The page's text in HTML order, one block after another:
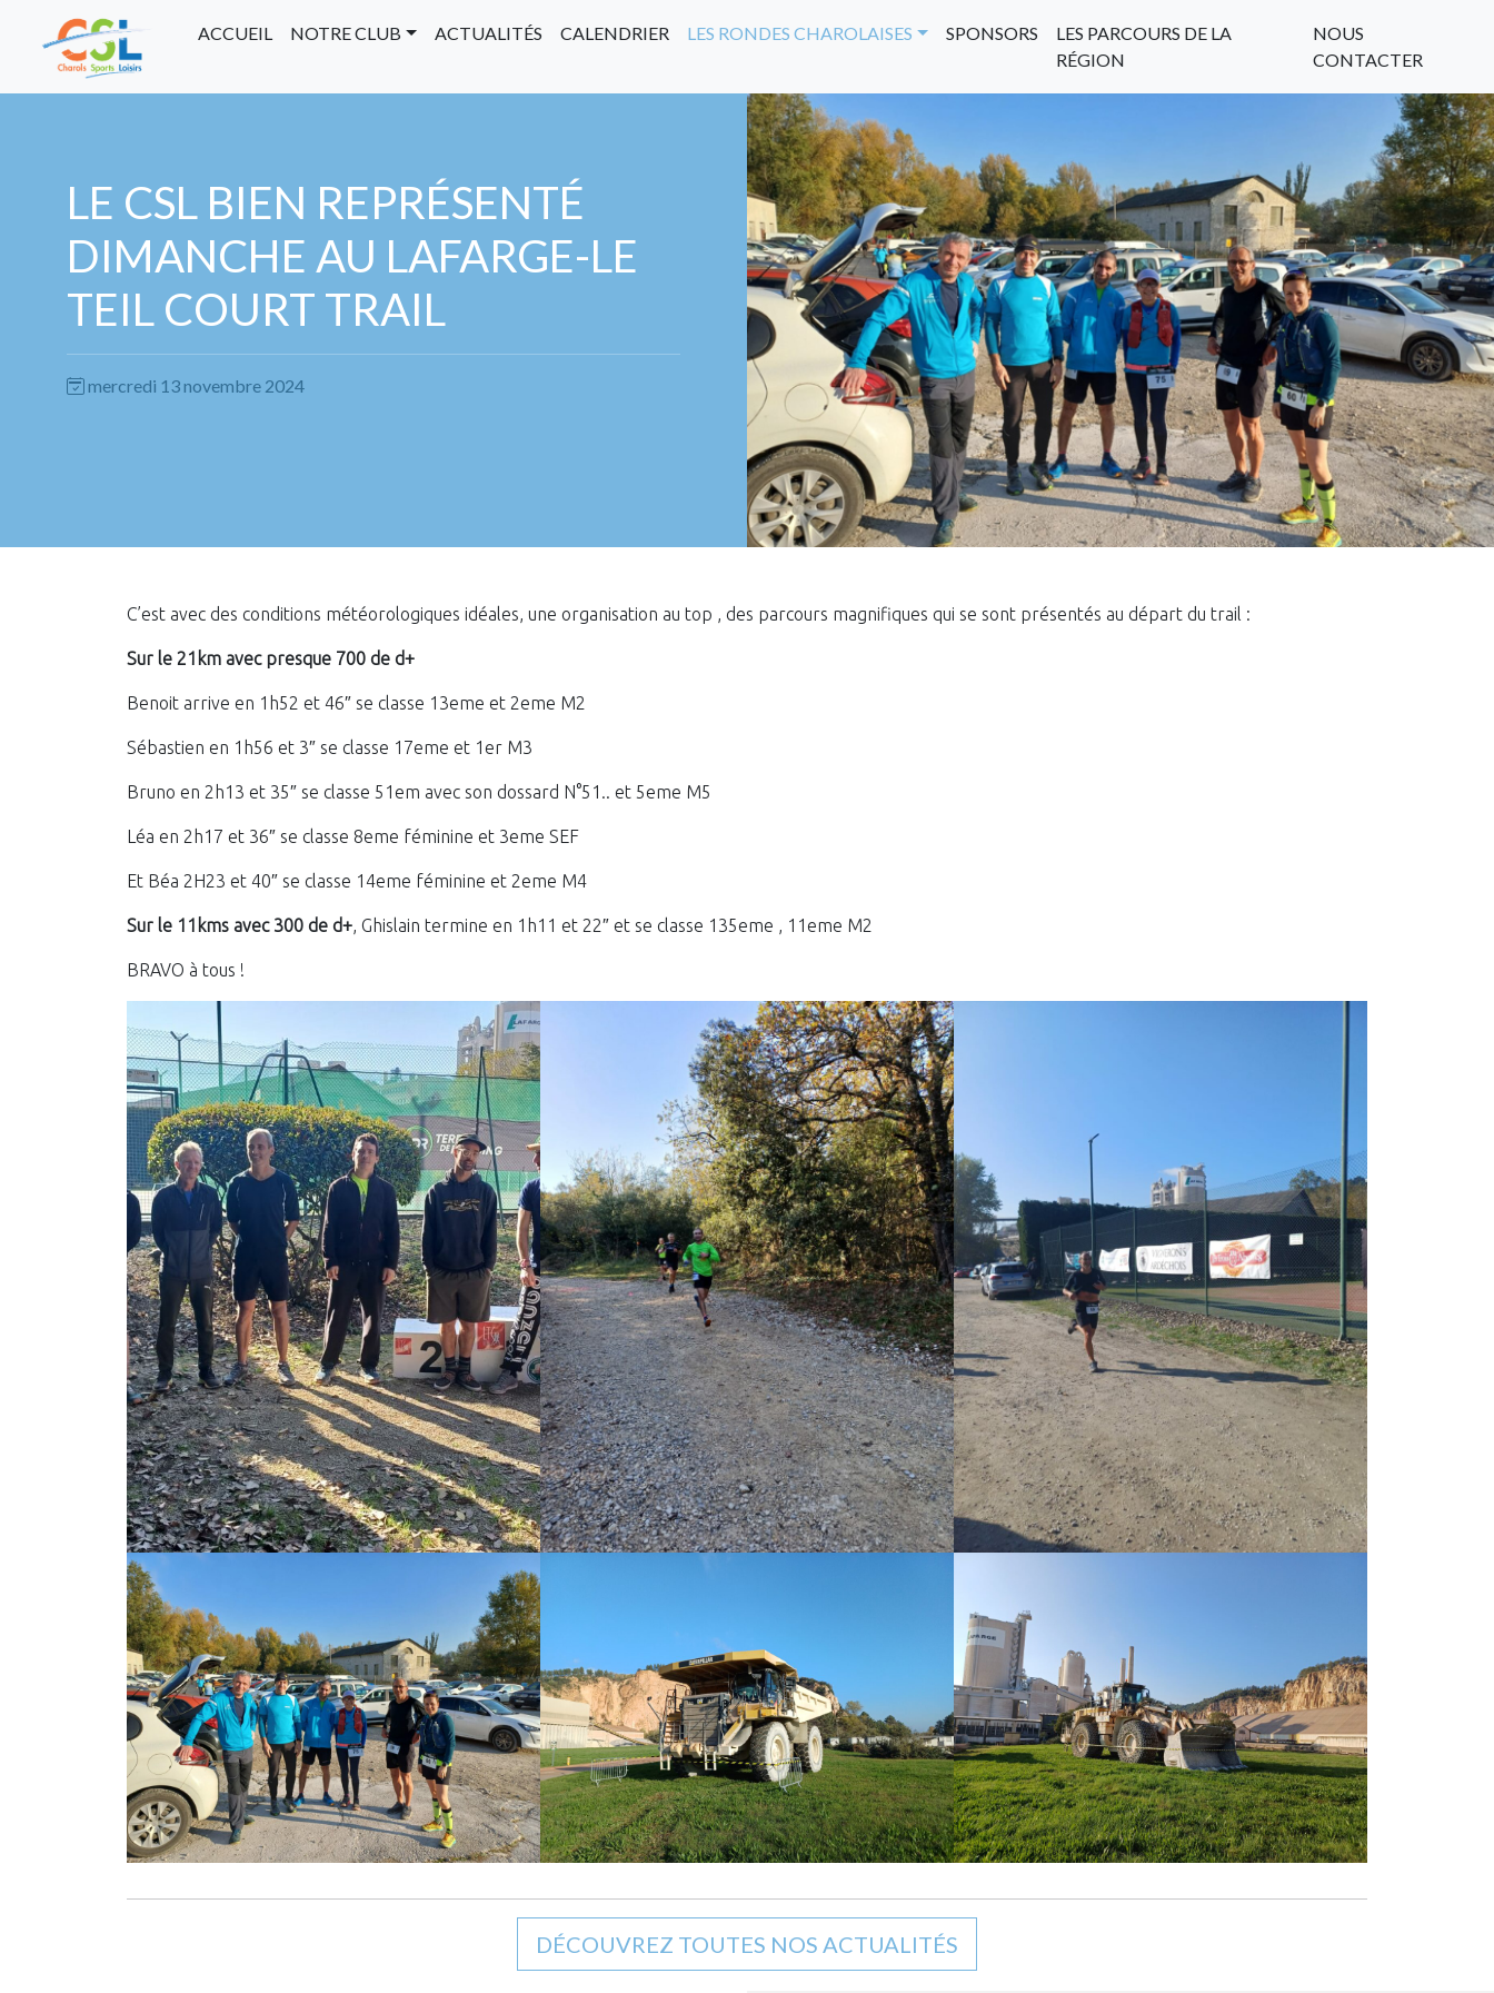
ACCUEIL NOTRE CLUB ACTUALITÉS CALENDRIER LES RONDES CHAROLAISES SPONSORS
LES PARCOURS DE LA
RÉGION
NOUS
CONTACTER
LE CSL BIEN REPRÉSENTÉ
DIMANCHE AU LAFARGE-LE
TEIL COURT TRAIL
mercredi 13 novembre 2024
C’est avec des conditions météorologiques idéales, une organisation au top , des parcours magnifiques qui se sont présentés au départ du trail :
Sur le 21km avec presque 700 de d+
Benoit arrive en 1h52 et 46″ se classe 13eme et 2eme M2
Sébastien en 1h56 et 3″ se classe 17eme et 1er M3
Bruno en 2h13 et 35″ se classe 51em avec son dossard N°51.. et 5eme M5
Léa en 2h17 et 36″ se classe 8eme féminine et 3eme SEF
Et Béa 2H23 et 40″ se classe 14eme féminine et 2eme M4
Sur le 11kms avec 300 de d+, Ghislain termine en 1h11 et 22″ et se classe 135eme , 11eme M2
BRAVO à tous !
DÉCOUVREZ TOUTES NOS ACTUALITÉS